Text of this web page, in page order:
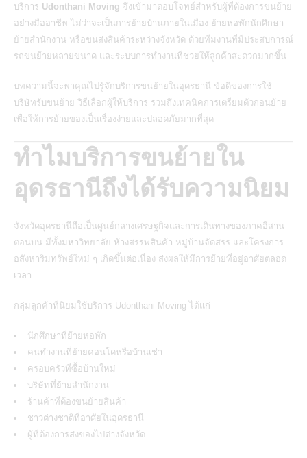
บริการ Udonthani Moving จึงเข้ามาตอบโจทย์สำหรับผู้ที่ต้องการขนย้าย
อย่างมืออาชีพ ไม่ว่าจะเป็นการย้ายบ้านภายในเมือง ย้ายหอพักนักศึกษา
ย้ายสำนักงาน หรือขนส่งสินค้าระหว่างจังหวัด ด้วยทีมงานที่มีประสบการณ์
รถขนย้ายหลายขนาด และระบบการทำงานที่ช่วยให้ลูกค้าสะดวกมากขึ้น
บทความนี้จะพาคุณไปรู้จักบริการขนย้ายในอุดรธานี ข้อดีของการใช้
บริษัทรับขนย้าย วิธีเลือกผู้ให้บริการ รวมถึงเทคนิคการเตรียมตัวก่อนย้าย
เพื่อให้การย้ายของเป็นเรื่องง่ายและปลอดภัยมากที่สุด
ทำไมบริการขนย้ายใน
อุดรธานีถึงได้รับความนิยม
จังหวัดอุดรธานีถือเป็นศูนย์กลางเศรษฐกิจและการเดินทางของภาคอีสาน
ตอนบน มีทั้งมหาวิทยาลัย ห้างสรรพสินค้า หมู่บ้านจัดสรร และโครงการ
อสังหาริมทรัพย์ใหม่ ๆ เกิดขึ้นต่อเนื่อง ส่งผลให้มีการย้ายที่อยู่อาศัยตลอด
เวลา
กลุ่มลูกค้าที่นิยมใช้บริการ Udonthani Moving ได้แก่
นักศึกษาที่ย้ายหอพัก
คนทำงานที่ย้ายคอนโดหรือบ้านเช่า
ครอบครัวที่ซื้อบ้านใหม่
บริษัทที่ย้ายสำนักงาน
ร้านค้าที่ต้องขนย้ายสินค้า
ชาวต่างชาติที่อาศัยในอุดรธานี
ผู้ที่ต้องการส่งของไปต่างจังหวัด